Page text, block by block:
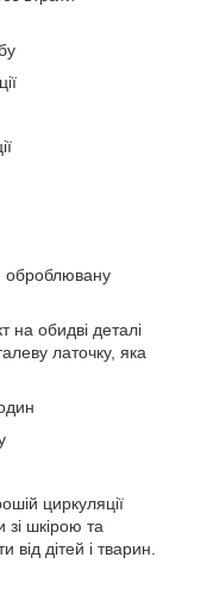
оброблювану
на обидві деталі
латочку, яка
циркуляції
зі шкірою та
дітей і тварин.